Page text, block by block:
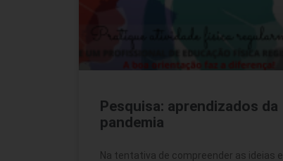
Pesquisa: aprendizados da
pandemia
Na tentativa de compreender as ideias e